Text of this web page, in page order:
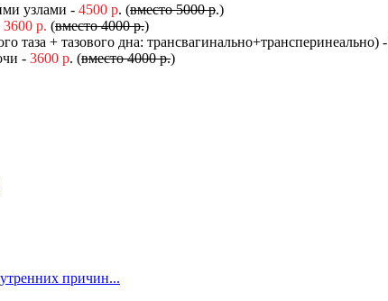
узлами - 4500 р. (вместо5000 р.)
3600 р. (вместо4000 р.)
таза + тазового дна: трансвагинально+трансперинеально) -
- 3600 р. (вместо4000 р.)
причин...